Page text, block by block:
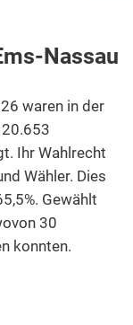
Nassau
waren in der
Ihr Wahlrecht
Wähler. Dies
Gewählt
30
konnten.